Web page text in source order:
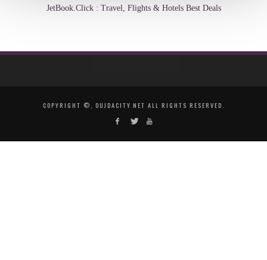
JetBook.Click : Travel, Flights & Hotels Best Deals
COPYRIGHT ©, OUJDACITY.NET ALL RIGHTS RESERVED.